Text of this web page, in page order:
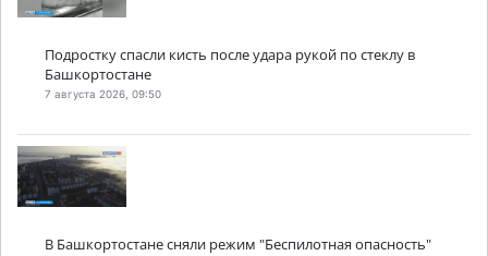
Подростку спасли кисть после удара рукой по стеклу в
Башкортостане
7 августа 2026, 09:50
В Башкортостане сняли режим "Беспилотная опасность"